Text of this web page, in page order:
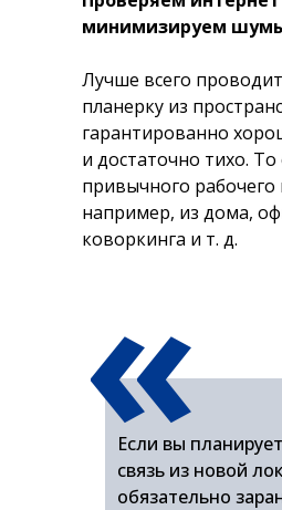
минимизируем
Лучше всего
планерку из
гарантированно
и достаточно тихо. То
привычного
например, из дома,
коворкинга и т. д.
Если вы
связь из новой
обязательно
«